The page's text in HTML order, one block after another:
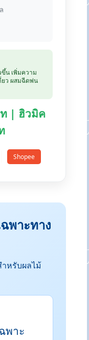
ขึ้น เพิ่มความ
ยว ผสมฉีดพ่น
ท | ฮิวมิค
Shopee
พาะทาง
หรับผลไม้
พาะ